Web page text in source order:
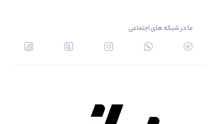
ما در شبکه های اجتماعی